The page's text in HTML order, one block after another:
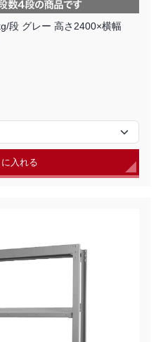
段 グレー 高さ2400×横幅
入れる